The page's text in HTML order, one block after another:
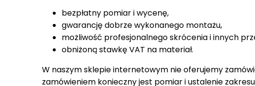
bezpłatny pomiar i wycenę,
gwarancję dobrze wykonanego montażu,
możliwość profesjonalnego skrócenia i innych
obniżoną stawkę VAT na materiał.
W naszym sklepie internetowym nie oferujemy
zamówieniem konieczny jest pomiar i ustalenie